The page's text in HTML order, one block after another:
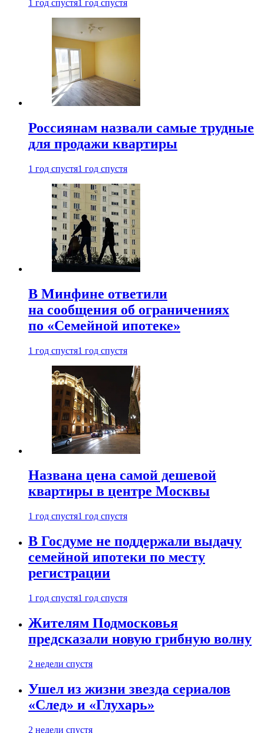
1 год спустя1 год спустя
Россиянам назвали самые трудные
для продажи квартиры
1 год спустя1 год спустя
В Минфине ответили
на сообщения об ограничениях
по «Семейной ипотеке»
1 год спустя1 год спустя
Названа цена самой дешевой
квартиры в центре Москвы
1 год спустя1 год спустя
В Госдуме не поддержали выдачу
семейной ипотеки по месту
регистрации
1 год спустя1 год спустя
Жителям Подмосковья
предсказали новую грибную волну
2 недели спустя
Ушел из жизни звезда сериалов
«След» и «Глухарь»
2 недели спустя